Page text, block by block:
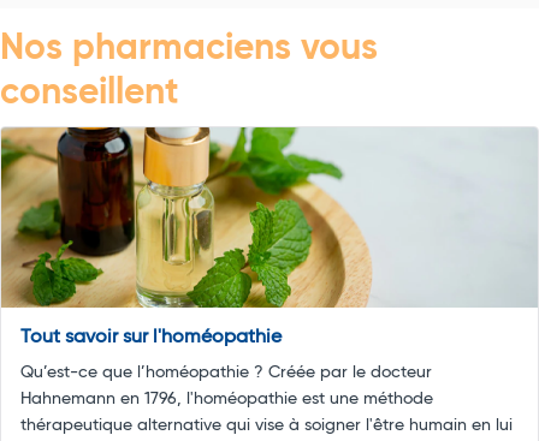
Nos pharmaciens vous
conseillent
Tout savoir sur l'homéopathie
Qu’est-ce que l’homéopathie ? Créée par le docteur
Hahnemann en 1796, l'homéopathie est une méthode
thérapeutique alternative qui vise à soigner l'être humain en lui